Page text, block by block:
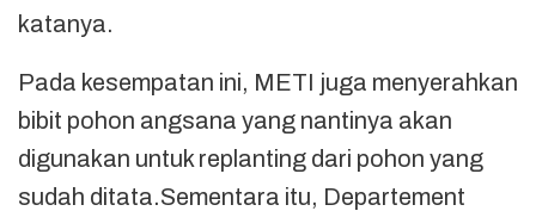
katanya.
Pada kesempatan ini, METI juga menyerahkan
bibit pohon angsana yang nantinya akan
digunakan untuk replanting dari pohon yang
sudah ditata.Sementara itu, Departement